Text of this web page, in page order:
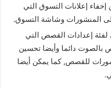
إعلانات التسوق التي
المنشورات وشاشة التسوق.
لفئة إعدادات القصص التي
بالصوت دائما وأيضا تحسين
للقصص, كما يمكن أيضا